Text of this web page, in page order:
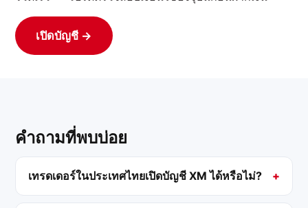
เปิดบัญชี →
คำถามที่พบบ่อย
เทรดเดอร์ในประเทศไทยเปิดบัญชี XM ได้หรือไม่?